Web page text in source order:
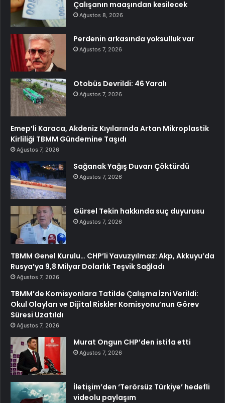
Çalışanın maaşından kesilecek
Ağustos 8, 2026
Perdenin arkasında yoksulluk var
Ağustos 7, 2026
Otobüs Devrildi: 46 Yaralı
Ağustos 7, 2026
Emep’li Karaca, Akdeniz Kıyılarında Artan Mikroplastik
Kirliliği TBMM Gündemine Taşıdı
Ağustos 7, 2026
Sağanak Yağış Duvarı Çöktürdü
Ağustos 7, 2026
Gürsel Tekin hakkında suç duyurusu
Ağustos 7, 2026
TBMM Genel Kurulu… CHP’li Yavuzyılmaz: Akp, Akkuyu’da
Rusya’ya 9,8 Milyar Dolarlık Teşvik Sağladı
Ağustos 7, 2026
TBMM’de Komisyonlara Tatilde Çalışma İzni Verildi:
Okul Olayları ve Dijital Riskler Komisyonu’nun Görev
Süresi Uzatıldı
Ağustos 7, 2026
Murat Ongun CHP’den istifa etti
Ağustos 7, 2026
İletişim’den ‘Terörsüz Türkiye’ hedefli
videolu paylaşım